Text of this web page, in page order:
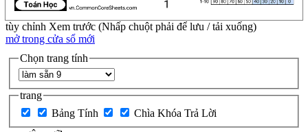
tùy chỉnh Xem trước (Nhấp chuột phải để lưu / tải xuống)
mở trong cửa sổ mới
Chọn trang tính
trang
Bảng Tính
Chìa Khóa Trả Lời